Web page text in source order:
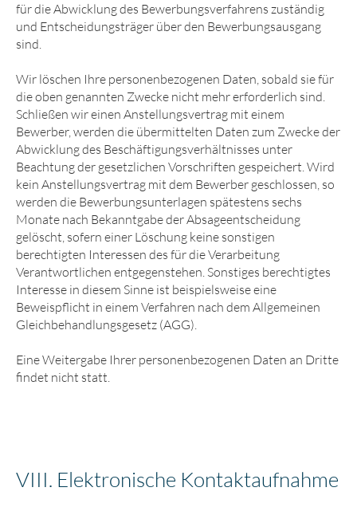
für die Abwicklung des Bewerbungsverfahrens zuständig
und Entscheidungsträger über den Bewerbungsausgang
sind.
Wir löschen Ihre personenbezogenen Daten, sobald sie für
die oben genannten Zwecke nicht mehr erforderlich sind.
Schließen wir einen Anstellungsvertrag mit einem
Bewerber, werden die übermittelten Daten zum Zwecke der
Abwicklung des Beschäftigungsverhältnisses unter
Beachtung der gesetzlichen Vorschriften gespeichert. Wird
kein Anstellungsvertrag mit dem Bewerber geschlossen, so
werden die Bewerbungsunterlagen spätestens sechs
Monate nach Bekanntgabe der Absageentscheidung
gelöscht, sofern einer Löschung keine sonstigen
berechtigten Interessen des für die Verarbeitung
Verantwortlichen entgegenstehen. Sonstiges berechtigtes
Interesse in diesem Sinne ist beispielsweise eine
Beweispflicht in einem Verfahren nach dem Allgemeinen
Gleichbehandlungsgesetz (AGG).
Eine Weitergabe Ihrer personenbezogenen Daten an Dritte
findet nicht statt.
VIII. Elektronische Kontakt­aufnahme